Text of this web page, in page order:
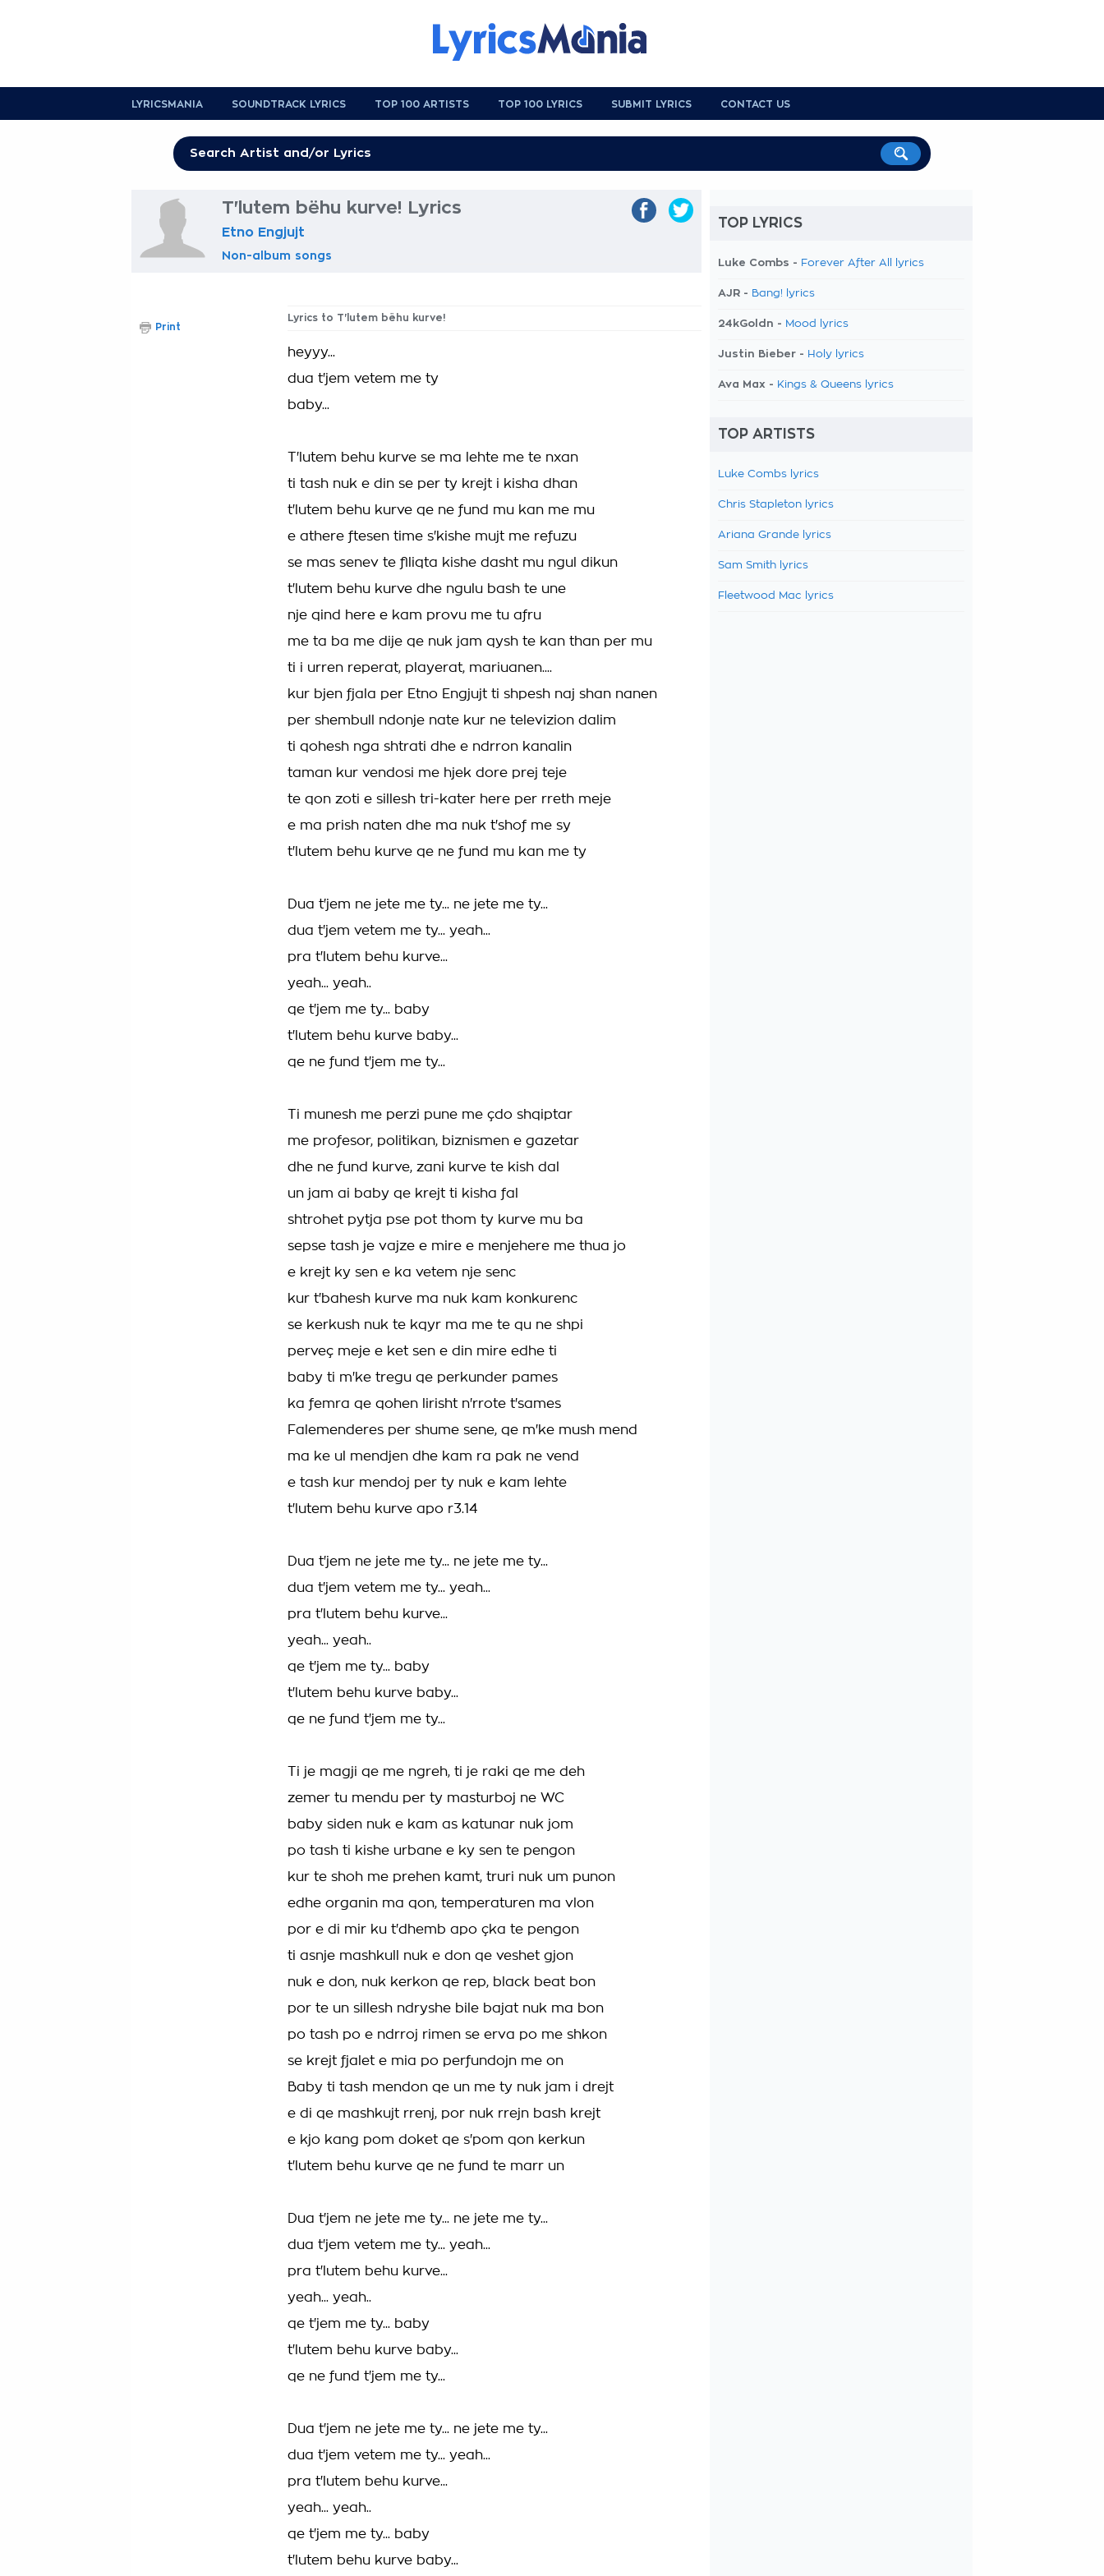
LYRICSMANIA SOUNDTRACK LYRICS TOP 100 ARTISTS TOP 100 LYRICS SUBMIT LYRICS CONTACT US
T'lutem bëhu kurve! Lyrics
Etno Engjujt
Non-album songs
Lyrics to T'lutem bëhu kurve!
heyyy...
dua t'jem vetem me ty
baby...
T'lutem behu kurve se ma lehte me te nxan
ti tash nuk e din se per ty krejt i kisha dhan
t'lutem behu kurve qe ne fund mu kan me mu
e athere ftesen time s'kishe mujt me refuzu
se mas senev te flliqta kishe dasht mu ngul dikun
t'lutem behu kurve dhe ngulu bash te une
nje qind here e kam provu me tu afru
me ta ba me dije qe nuk jam qysh te kan than per mu
ti i urren reperat, playerat, mariuanen....
kur bjen fjala per Etno Engjujt ti shpesh naj shan nanen
per shembull ndonje nate kur ne televizion dalim
ti qohesh nga shtrati dhe e ndrron kanalin
taman kur vendosi me hjek dore prej teje
te qon zoti e sillesh tri-kater here per rreth meje
e ma prish naten dhe ma nuk t'shof me sy
t'lutem behu kurve qe ne fund mu kan me ty
Dua t'jem ne jete me ty... ne jete me ty...
dua t'jem vetem me ty... yeah...
pra t'lutem behu kurve...
yeah... yeah..
qe t'jem me ty... baby
t'lutem behu kurve baby...
qe ne fund t'jem me ty...
Ti munesh me perzi pune me çdo shqiptar
me profesor, politikan, biznismen e gazetar
dhe ne fund kurve, zani kurve te kish dal
un jam ai baby qe krejt ti kisha fal
shtrohet pytja pse pot thom ty kurve mu ba
sepse tash je vajze e mire e menjehere me thua jo
e krejt ky sen e ka vetem nje senc
kur t'bahesh kurve ma nuk kam konkurenc
se kerkush nuk te kqyr ma me te qu ne shpi
perveç meje e ket sen e din mire edhe ti
baby ti m'ke tregu qe perkunder pames
ka femra qe qohen lirisht n'rrote t'sames
Falemenderes per shume sene, qe m'ke mush mend
ma ke ul mendjen dhe kam ra pak ne vend
e tash kur mendoj per ty nuk e kam lehte
t'lutem behu kurve apo r3.14
Dua t'jem ne jete me ty... ne jete me ty...
dua t'jem vetem me ty... yeah...
pra t'lutem behu kurve...
yeah... yeah..
qe t'jem me ty... baby
t'lutem behu kurve baby...
qe ne fund t'jem me ty...
Ti je magji qe me ngreh, ti je raki qe me deh
zemer tu mendu per ty masturboj ne WC
baby siden nuk e kam as katunar nuk jom
po tash ti kishe urbane e ky sen te pengon
kur te shoh me prehen kamt, truri nuk um punon
edhe organin ma qon, temperaturen ma vlon
por e di mir ku t'dhemb apo çka te pengon
ti asnje mashkull nuk e don qe veshet gjon
nuk e don, nuk kerkon qe rep, black beat bon
por te un sillesh ndryshe bile bajat nuk ma bon
po tash po e ndrroj rimen se erva po me shkon
se krejt fjalet e mia po perfundojn me on
Baby ti tash mendon qe un me ty nuk jam i drejt
e di qe mashkujt rrenj, por nuk rrejn bash krejt
e kjo kang pom doket qe s'pom qon kerkun
t'lutem behu kurve qe ne fund te marr un
Dua t'jem ne jete me ty... ne jete me ty...
dua t'jem vetem me ty... yeah...
pra t'lutem behu kurve...
yeah... yeah..
qe t'jem me ty... baby
t'lutem behu kurve baby...
qe ne fund t'jem me ty...
Dua t'jem ne jete me ty... ne jete me ty...
dua t'jem vetem me ty... yeah...
pra t'lutem behu kurve...
yeah... yeah..
qe t'jem me ty... baby
t'lutem behu kurve baby...
Print
TOP LYRICS
Luke Combs - Forever After All lyrics
AJR - Bang! lyrics
24kGoldn - Mood lyrics
Justin Bieber - Holy lyrics
Ava Max - Kings & Queens lyrics
TOP ARTISTS
Luke Combs lyrics
Chris Stapleton lyrics
Ariana Grande lyrics
Sam Smith lyrics
Fleetwood Mac lyrics